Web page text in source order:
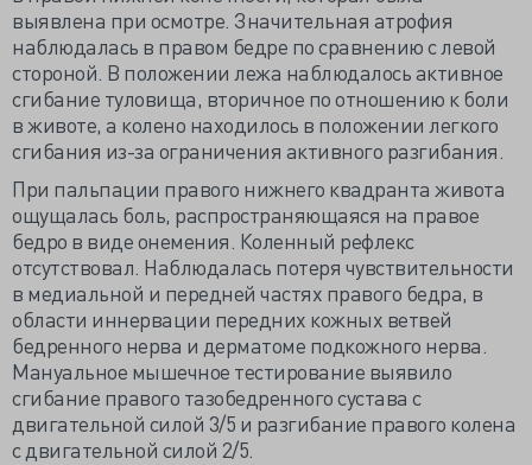
выявлена при осмотре. Значительная атрофия
наблюдалась в правом бедре по сравнению с левой
стороной. В положении лежа наблюдалось активное
сгибание туловища, вторичное по отношению к боли
в животе, а колено находилось в положении легкого
сгибания из-за ограничения активного разгибания.
При пальпации правого нижнего квадранта живота
ощущалась боль, распространяющаяся на правое
бедро в виде онемения. Коленный рефлекс
отсутствовал. Наблюдалась потеря чувствительности
в медиальной и передней частях правого бедра, в
области иннервации передних кожных ветвей
бедренного нерва и дерматоме подкожного нерва.
Мануальное мышечное тестирование выявило
сгибание правого тазобедренного сустава с
двигательной силой 3/5 и разгибание правого колена
с двигательной силой 2/5.